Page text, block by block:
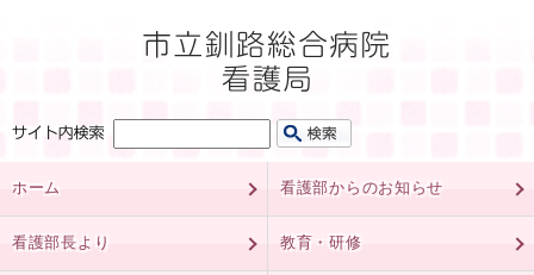
ホーム 看護部からのお知らせ
看護部長より 教育・研修